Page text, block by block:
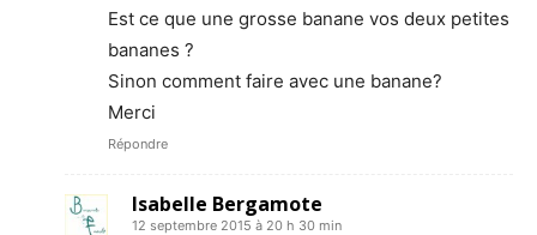
Est ce que une grosse banane vos deux petites
bananes ?
Sinon comment faire avec une banane?
Merci
Répondre
Isabelle Bergamote
12 septembre 2015 à 20 h 30 min